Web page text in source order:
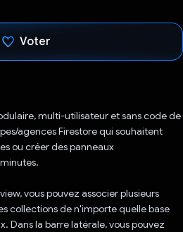
Voter
multi-utilisateur et sans code de
agences Firestore qui souhaitent
ou créer des panneaux
vous pouvez associer plusieurs
collections de n'importe quelle base
Dans la barre latérale, vous pouvez